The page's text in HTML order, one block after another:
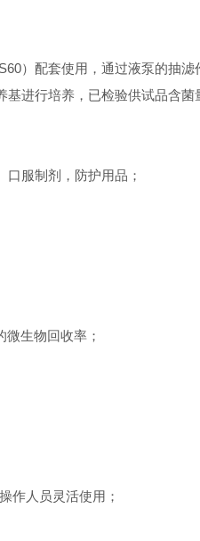
S60）配套使用，通过液泵的抽
进行培养，已检验供试品含
服制剂，防护用品；
生物回收率；
作人员灵活使用；